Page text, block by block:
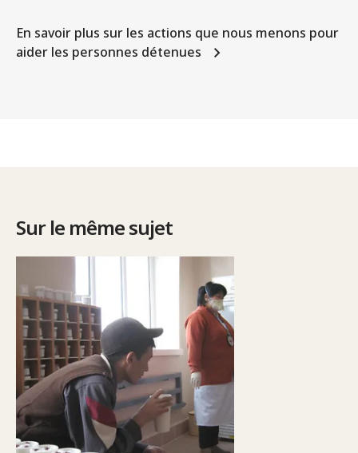
En savoir plus sur les actions que nous menons pour
aider les personnes détenues
Sur le même sujet